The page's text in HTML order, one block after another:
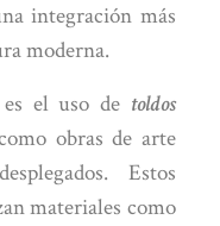
integración más
moderna.
el uso de toldos
obras de arte
Estos
materiales como